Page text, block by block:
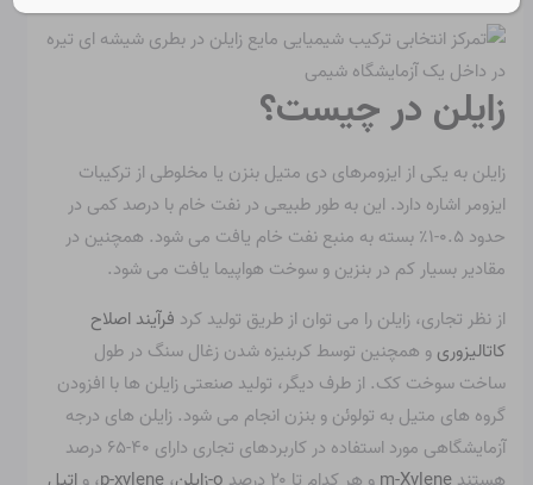
زایلن در چیست؟
زایلن به یکی از ایزومرهای دی متیل بنزن یا مخلوطی از ترکیبات
ایزومر اشاره دارد. این به طور طبیعی در نفت خام با درصد کمی در
حدود ۰.۵-۱٪ بسته به منبع نفت خام یافت می شود. همچنین در
مقادیر بسیار کم در بنزین و سوخت هواپیما یافت می شود.
از نظر تجاری، زایلن را می توان از طریق تولید کرد فرآیند اصلاح
کاتالیزوری و همچنین توسط کربنیزه شدن زغال سنگ در طول
ساخت سوخت کک. از طرف دیگر، تولید صنعتی زایلن ها با افزودن
گروه های متیل به تولوئن و بنزن انجام می شود. زایلن های درجه
آزمایشگاهی مورد استفاده در کاربردهای تجاری دارای ۴۰-۶۵ درصد